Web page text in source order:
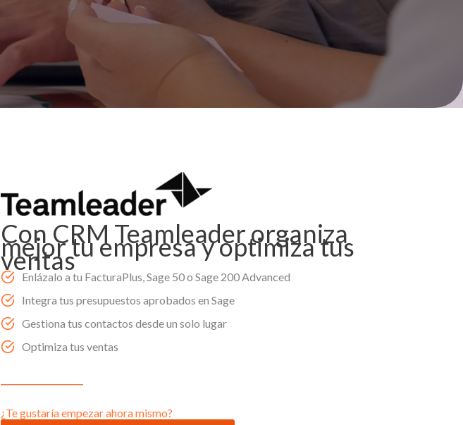
Con CRM Teamleader organiza
mejor tu empresa y optimiza tus
ventas
Enlázalo a tu FacturaPlus, Sage 50 o Sage 200 Advanced
Integra tus presupuestos aprobados en Sage
Gestiona tus contactos desde un solo lugar
Optimiza tus ventas
¿Te gustaría empezar ahora mismo?